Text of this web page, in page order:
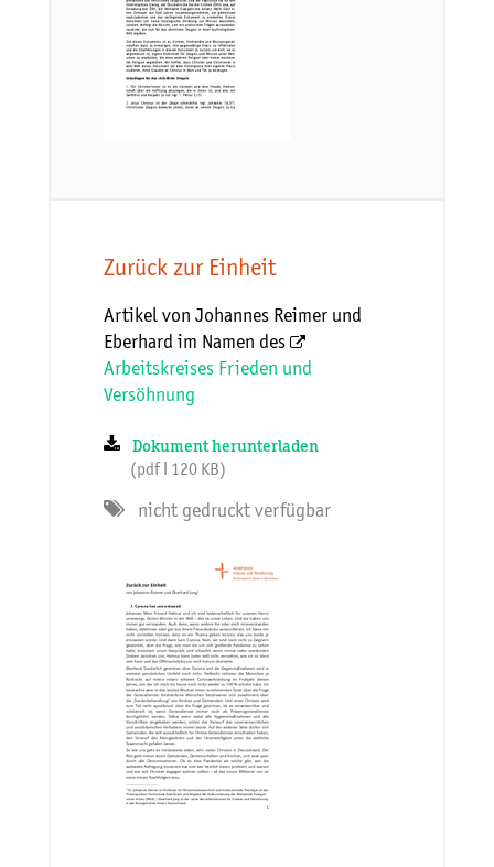
Zurück zur Einheit
Artikel von Johannes Reimer und
Eberhard im Namen des
Arbeitskreises Frieden und
Versöhnung
Dokument herunterladen
(pdf ǀ 120 KB)
nicht gedruckt verfügbar